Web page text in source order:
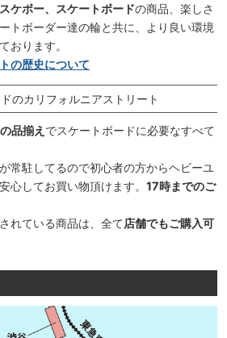
スケボー、スケートボードの商品、楽しさ
トボーダー達の輪と共に、より良い環境
おります。
の歴史について
のカリフォルニアストリート
品揃え でスケートボードに必要なすべて
常駐してるので初心者の方からヘビーユ
心してお買い物頂けます。 17時までのご
れている商品は、全て店舗でもご購入可